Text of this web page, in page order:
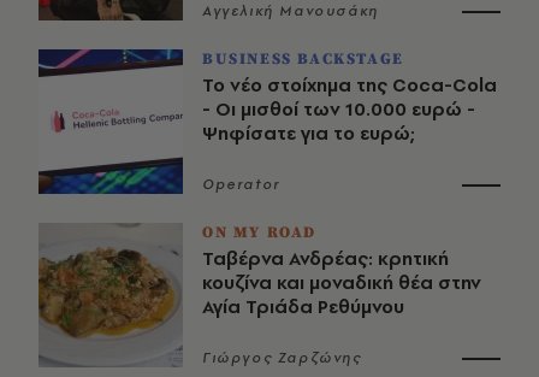
Αγγελική Μανουσάκη
BUSINESS BACKSTAGE
Το νέο στοίχημα της Coca-Cola
- Οι μισθοί των 10.000 ευρώ -
Ψηφίσατε για το ευρώ;
Operator
ON MY ROAD
Ταβέρνα Ανδρέας: κρητική
κουζίνα και μοναδική θέα στην
Αγία Τριάδα Ρεθύμνου
Γιώργος Ζαρζώνης